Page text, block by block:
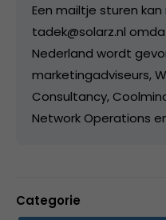
Een mailtje sturen kan
tadek@solarz.nl
Nederland wordt
marketingadviseurs,
Consultancy,
Network Operations
Categorie